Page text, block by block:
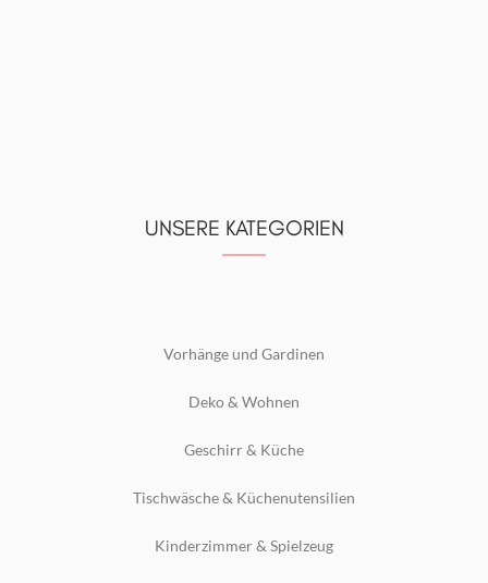
UNSERE KATEGORIEN
Vorhänge und Gardinen
Deko & Wohnen
Geschirr & Küche
Tischwäsche & Küchenutensilien
Kinderzimmer & Spielzeug